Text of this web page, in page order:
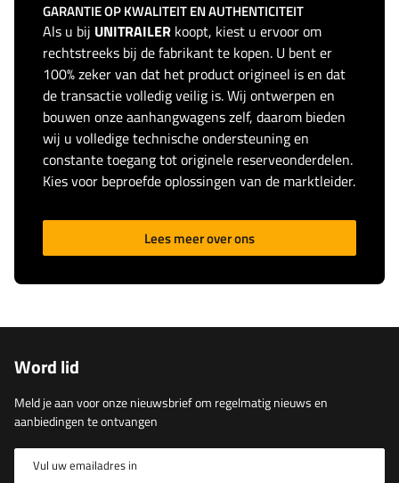
GARANTIE OP KWALITEIT EN AUTHENTICITEIT
Als u bij UNITRAILER koopt, kiest u ervoor om
rechtstreeks bij de fabrikant te kopen. U bent er
100% zeker van dat het product origineel is en dat
de transactie volledig veilig is. Wij ontwerpen en
bouwen onze aanhangwagens zelf, daarom bieden
wij u volledige technische ondersteuning en
constante toegang tot originele reserveonderdelen.
Kies voor beproefde oplossingen van de marktleider.
Lees meer over ons
Word lid
Meld je aan voor onze nieuwsbrief om regelmatig nieuws en
aanbiedingen te ontvangen
Vul uw emailadres in